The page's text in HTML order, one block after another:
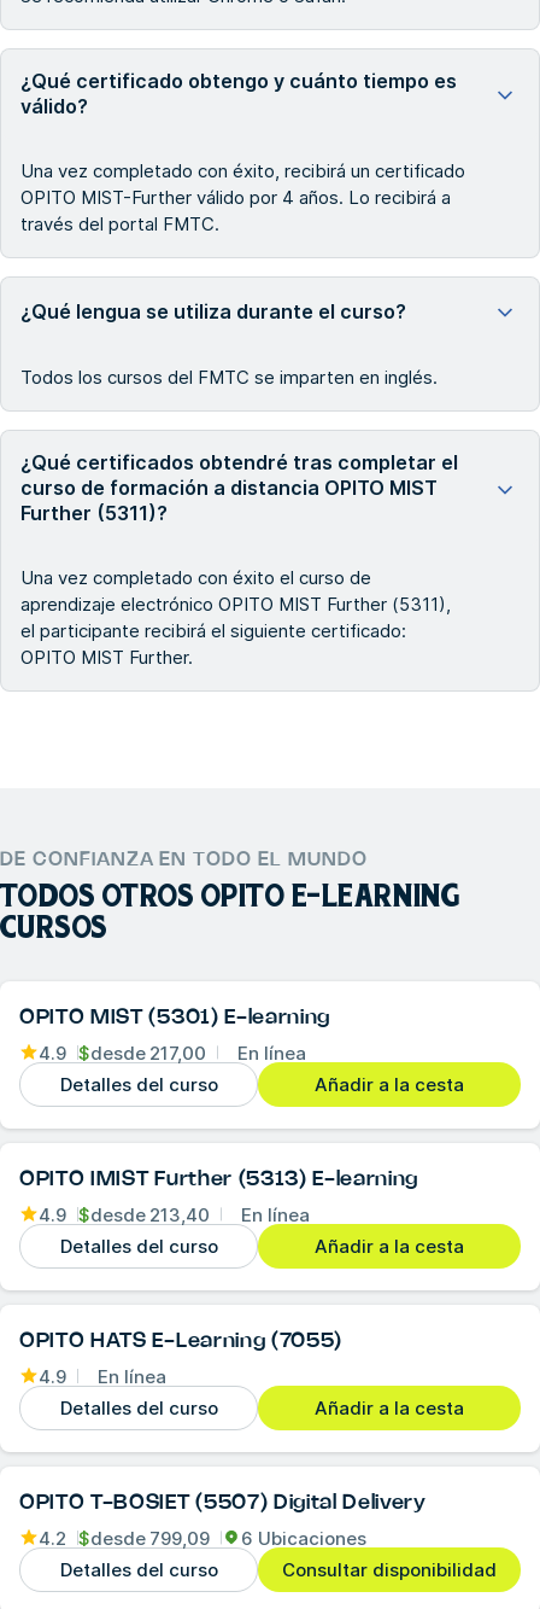
¿Qué certificado obtengo y cuánto tiempo es
válido?
Una vez completado con éxito, recibirá un certificado
OPITO MIST-Further válido por 4 años. Lo recibirá a
través del portal FMTC.
¿Qué lengua se utiliza durante el curso?
Todos los cursos del FMTC se imparten en inglés.
¿Qué certificados obtendré tras completar el
curso de formación a distancia OPITO MIST
Further (5311)?
Una vez completado con éxito el curso de
aprendizaje electrónico OPITO MIST Further (5311),
el participante recibirá el siguiente certificado:
OPITO MIST Further.
DE CONFIANZA EN TODO EL MUNDO
TODOS OTROS OPITO E-LEARNING
CURSOS
OPITO MIST (5301) E-learning
4.9 $desde 217,00
En línea
Detalles del curso
Añadir a la cesta
OPITO IMIST Further (5313) E-learning
4.9 $desde 213,40
En línea
Detalles del curso
Añadir a la cesta
OPITO HATS E-Learning (7055)
4.9
En línea
Detalles del curso
Añadir a la cesta
OPITO T-BOSIET (5507) Digital Delivery
4.2 $desde 799,09
6 Ubicaciones
Detalles del curso
Consultar disponibilidad